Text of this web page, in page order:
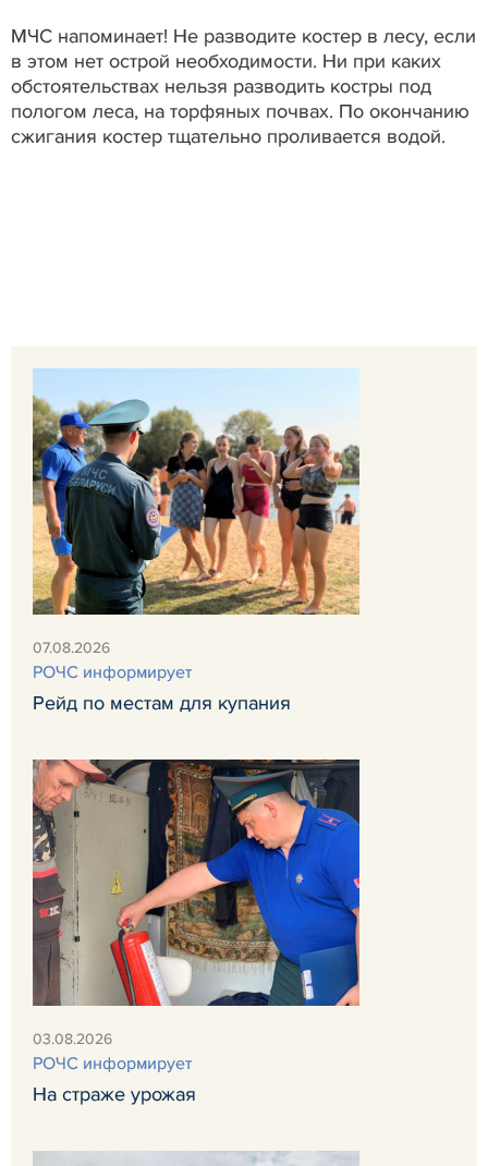
МЧС напоминает! Не разводите костер в лесу, если
в этом нет острой необходимости. Ни при каких
обстоятельствах нельзя разводить костры под
пологом леса, на торфяных почвах. По окончанию
сжигания костер тщательно проливается водой.
07.08.2026
РОЧС информирует
Рейд по местам для купания
03.08.2026
РОЧС информирует
На страже урожая